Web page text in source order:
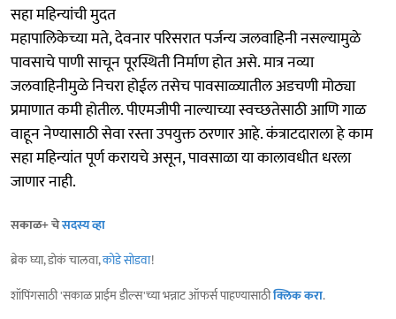
सहा महिन्यांची मुदत
महापालिकेच्या मते, देवनार परिसरात पर्जन्य जलवाहिनी नसल्यामुळे
पावसाचे पाणी साचून पूरस्थिती निर्माण होत असे. मात्र नव्या
जलवाहिनीमुळे निचरा होईल तसेच पावसाळ्यातील अडचणी मोठ्या
प्रमाणात कमी होतील. पीएमजीपी नाल्याच्या स्वच्छतेसाठी आणि गाळ
वाहून नेण्यासाठी सेवा रस्ता उपयुक्त ठरणार आहे. कंत्राटदाराला हे काम
सहा महिन्यांत पूर्ण करायचे असून, पावसाळा या कालावधीत धरला
जाणार नाही.
सकाळ+ चेसदस्य व्हा
ब्रेक घ्या, डोकं चालवा,कोडे सोडवा!
शॉपिंगसाठी 'सकाळ प्राईम डील्स'च्या भन्नाट ऑफर्स पाहण्यासाठीक्लिक करा.